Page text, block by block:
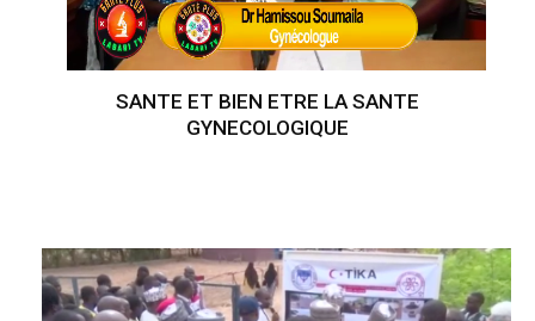
SANTE ET BIEN ETRE LA SANTE
GYNECOLOGIQUE